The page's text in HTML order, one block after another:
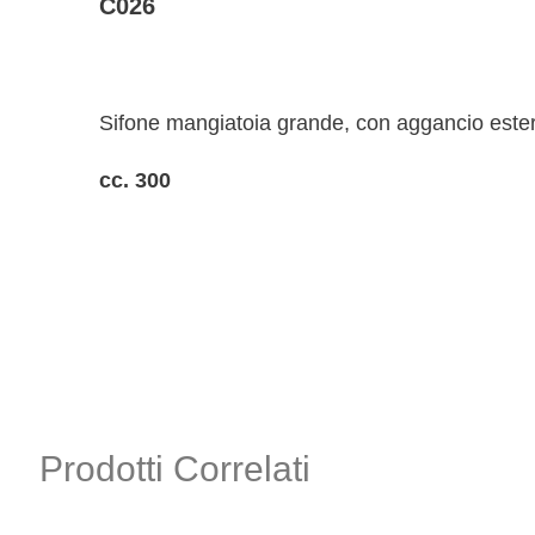
C026
Sifone mangiatoia grande, con aggancio
cc. 300
Prodotti Correlati